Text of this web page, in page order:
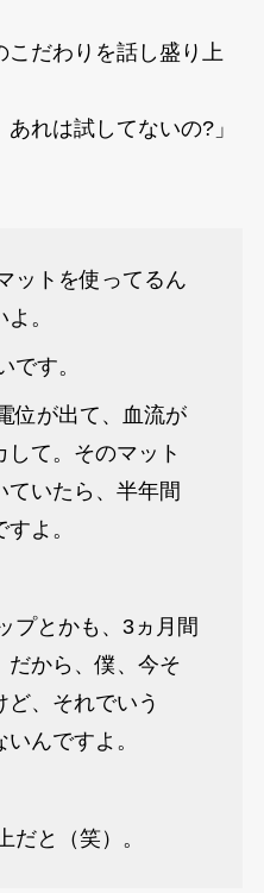
こだわりを話し盛り上
れは試してないの?」
ットを使ってるん
。
です。
位が出て、血流が
して。そのマット
ていたら、半年間
よ。
プとかも、3ヵ月間
だから、僕、今そ
、それでいう
んですよ。
だと（笑）。